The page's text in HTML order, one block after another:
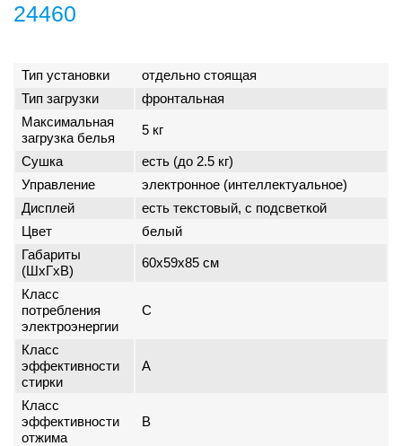
24460
Тип установки
отдельно стоящая
Тип загрузки
фронтальная
Максимальная
загрузка белья
5 кг
Сушка
есть (до 2.5 кг)
Управление
электронное (интеллектуальное)
Дисплей
есть текстовый, с подсветкой
Цвет
белый
Габариты
(ШxГxВ)
60x59x85 см
Класс
потребления
электроэнергии
C
Класс
эффективности
стирки
A
Класс
эффективности
отжима
B